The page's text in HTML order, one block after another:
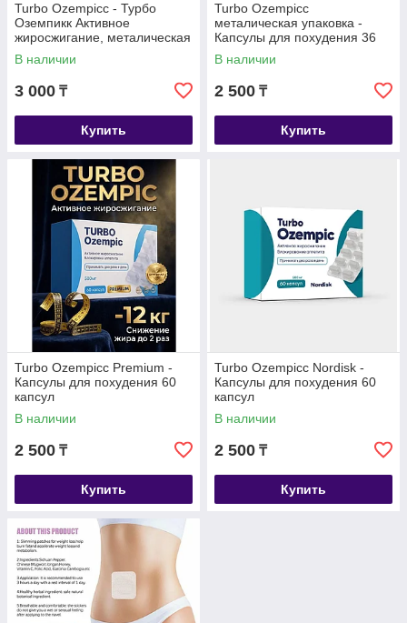
Turbo Ozempicc - Турбо
Оземпикк Активное
жиросжигание, металическая
коробка, капсулы для
похудения 40 капсул
В наличии
3 000 ₸
Купить
Turbo Ozempicc
металическая упаковка -
Капсулы для похудения 36
капсул
В наличии
2 500 ₸
Купить
Turbo Ozempicс Premium -
Капсулы для похудения 60
капсул
В наличии
2 500 ₸
Купить
Turbo Ozempicc Nordisk -
Капсулы для похудения 60
капсул
В наличии
2 500 ₸
Купить